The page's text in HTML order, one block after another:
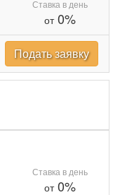
Ставка в день
от0%
Подать заявку
Ставка в день
от0%